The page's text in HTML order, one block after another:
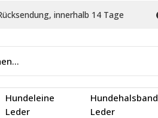
Hundeleine
Leder
Hundehalsband
Leder
innerhalb 14 Tage